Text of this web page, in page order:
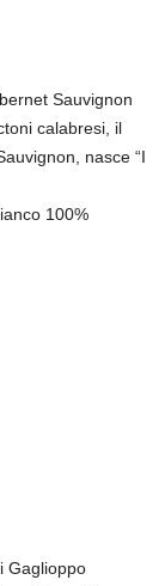
Sauvignon
calabresi, il
nasce “I
100%
Gaglioppo